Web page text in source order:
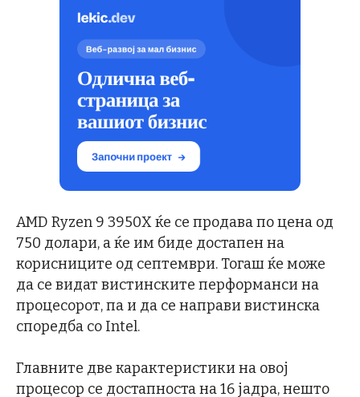
AMD Ryzen 9 3950X ќе се продава по цена од
750 долари, а ќе им биде достапен на
корисниците од септември. Тогаш ќе може
да се видат вистинските перформанси на
процесорот, па и да се направи вистинска
споредба со Intel.
Главните две карактеристики на овој
процесор се достапноста на 16 јадра, нешто